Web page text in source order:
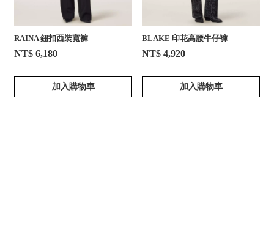
RAINA 鈕扣西裝寬褲
NT$ 6,180
加入購物車
BLAKE 印花高腰牛仔褲
NT$ 4,920
加入購物車